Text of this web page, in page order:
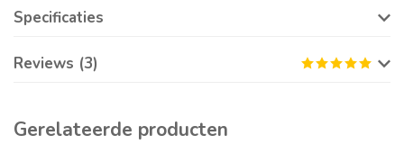
Specificaties
Reviews (3)
Gerelateerde producten